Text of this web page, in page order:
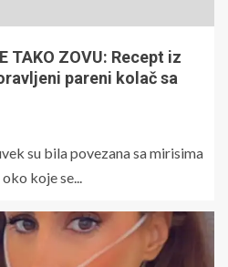
TAKO ZOVU: Recept iz
pareni kolač sa
su bila povezana sa mirisima
koje se...